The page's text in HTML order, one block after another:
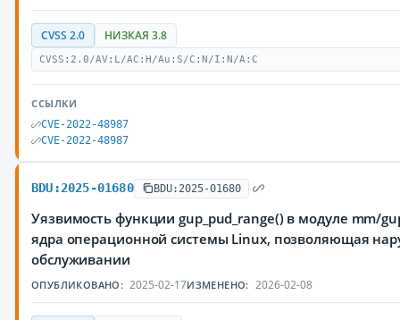
CVSS 2.0 НИЗКАЯ 3.8
CVSS:2.0/AV:L/AC:H/Au:S/C:N/I:N/A:C
ССЫЛКИ
CVE-2022-48987
CVE-2022-48987
BDU:2025-01680 BDU:2025-01680
Уязвимость функции gup_pud_range() в модуле mm/
ядра операционной системы Linux, позволяющая
обслуживании
ОПУБЛИКОВАНО: 2025-02-17ИЗМЕНЕНО: 2026-02-08